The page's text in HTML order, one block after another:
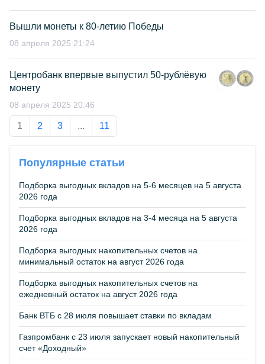
Вышли монеты к 80-летию Победы
08 апреля 2025 21:24
Центробанк впервые выпустил 50-рублёвую
монету
08 апреля 2025 20:46
1 2 3 ... 11
Популярные статьи
Подборка выгодных вкладов на 5-6 месяцев на 5 августа
2026 года
Подборка выгодных вкладов на 3-4 месяца на 5 августа
2026 года
Подборка выгодных накопительных счетов на
минимальный остаток на август 2026 года
Подборка выгодных накопительных счетов на
ежедневный остаток на август 2026 года
Банк ВТБ с 28 июля повышает ставки по вкладам
Газпромбанк с 23 июля запускает новый накопительный
счет «Доходный»